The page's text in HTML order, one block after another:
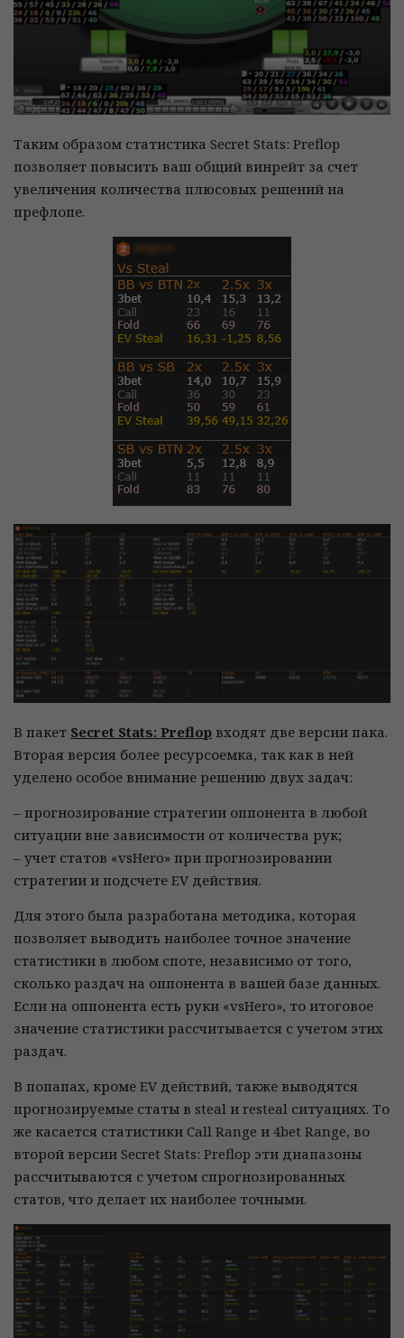
Таким образом статистика Secret Stats: Preflop
позволяет повысить ваш общий винрейт за счет
увеличения количества плюсовых решений на
префлопе.
В пакет Secret Stats: Preflop входят две версии пака.
Вторая версия более ресурсоемка, так как в ней
уделено особое внимание решению двух задач:
– прогнозирование стратегии оппонента в любой
ситуации вне зависимости от количества рук;
– учет статов «vsHero» при прогнозировании
стратегии и подсчете EV действия.
Для этого была разработана методика, которая
позволяет выводить наиболее точное значение
статистики в любом споте, независимо от того,
сколько раздач на оппонента в вашей базе данных.
Если на оппонента есть руки «vsHero», то итоговое
значение статистики рассчитывается с учетом этих
раздач.
В попапах, кроме EV действий, также выводятся
прогнозируемые статы в steal и resteal ситуациях. То
же касается статистики Call Range и 4bet Range, во
второй версии Secret Stats: Preflop эти диапазоны
рассчитываются с учетом спрогнозированных
статов, что делает их наиболее точными.